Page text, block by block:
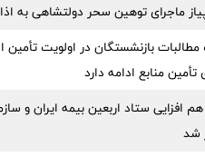
ماجرای توهین سحر دولتشاهی به
بازنشستگان در اولویت تأمین
تأمین منابع ادامه دارد
افزایی ستاد اربعین بیمه ایران و
شد